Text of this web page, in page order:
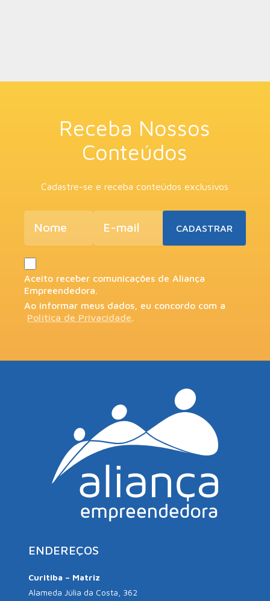
Receba Nossos
Conteúdos
Cadastre-se e receba conteúdos exclusivos
Aceito receber comunicações de Aliança
Empreendedora.
Ao informar meus dados, eu concordo com a
Política de Privacidade.
ENDEREÇOS
Curitiba – Matriz
Alameda Júlia da Costa, 362